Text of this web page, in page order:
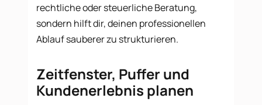
rechtliche oder steuerliche Beratung,
sondern hilft dir, deinen professionellen
Ablauf sauberer zu strukturieren.
Zeitfenster, Puffer und
Kundenerlebnis planen